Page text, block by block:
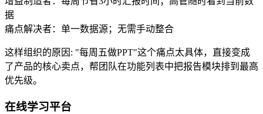
据
痛点解决者：单一数据源；无需手动整合
这样组织的原因 : "每周五做PPT"这个痛点太具体，直接变成
了产品的核心卖点，帮团队在功能列表中把报告模块排到最高
优先级。
在线学习平台